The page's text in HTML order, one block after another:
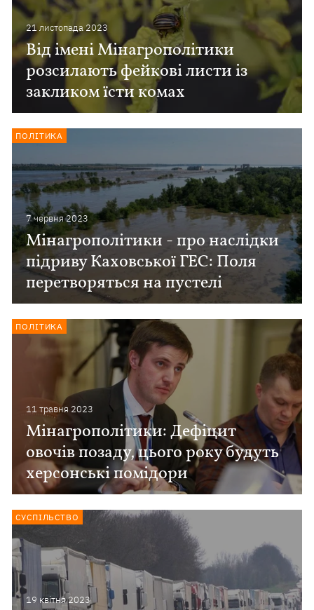
21 листопада 2023
Від імені Мінагрополітики
розсилають фейкові листи із
закликом їсти комах
7 червня 2023
Мінагрополітики - про наслідки
підриву Каховської ГЕС: Поля
перетворяться на пустелі
ПОЛІТИКА
11 травня 2023
Мінагрополітики: Дефіцит
овочів позаду, цього року будуть
херсонські помідори
ПОЛІТИКА
19 квiтня 2023
СУСПІЛЬСТВО